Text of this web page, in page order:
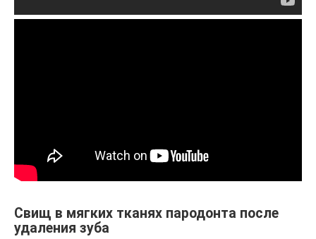
Свищ в мягких тканях пародонта после
удаления зуба